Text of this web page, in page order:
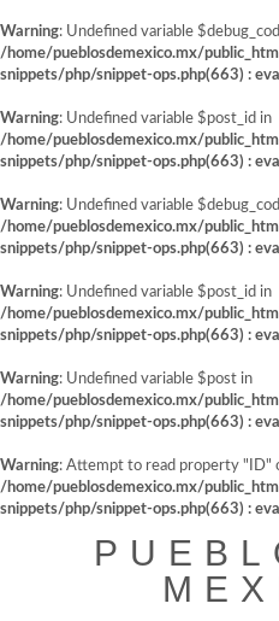
Warning: Undefined variable
/home/pueblosdemexico.mx/
snippets/php/snippet-ops.php(663) :
Warning: Undefined variable $post_id in
/home/pueblosdemexico.mx/
snippets/php/snippet-ops.php(663) :
Warning: Undefined variable
/home/pueblosdemexico.mx/
snippets/php/snippet-ops.php(663) :
Warning: Undefined variable $post_id in
/home/pueblosdemexico.mx/
snippets/php/snippet-ops.php(663) :
Warning: Undefined variable $post in
/home/pueblosdemexico.mx/
snippets/php/snippet-ops.php(663) :
Warning: Attempt to read property "ID"
/home/pueblosdemexico.mx/
snippets/php/snippet-ops.php(663) :